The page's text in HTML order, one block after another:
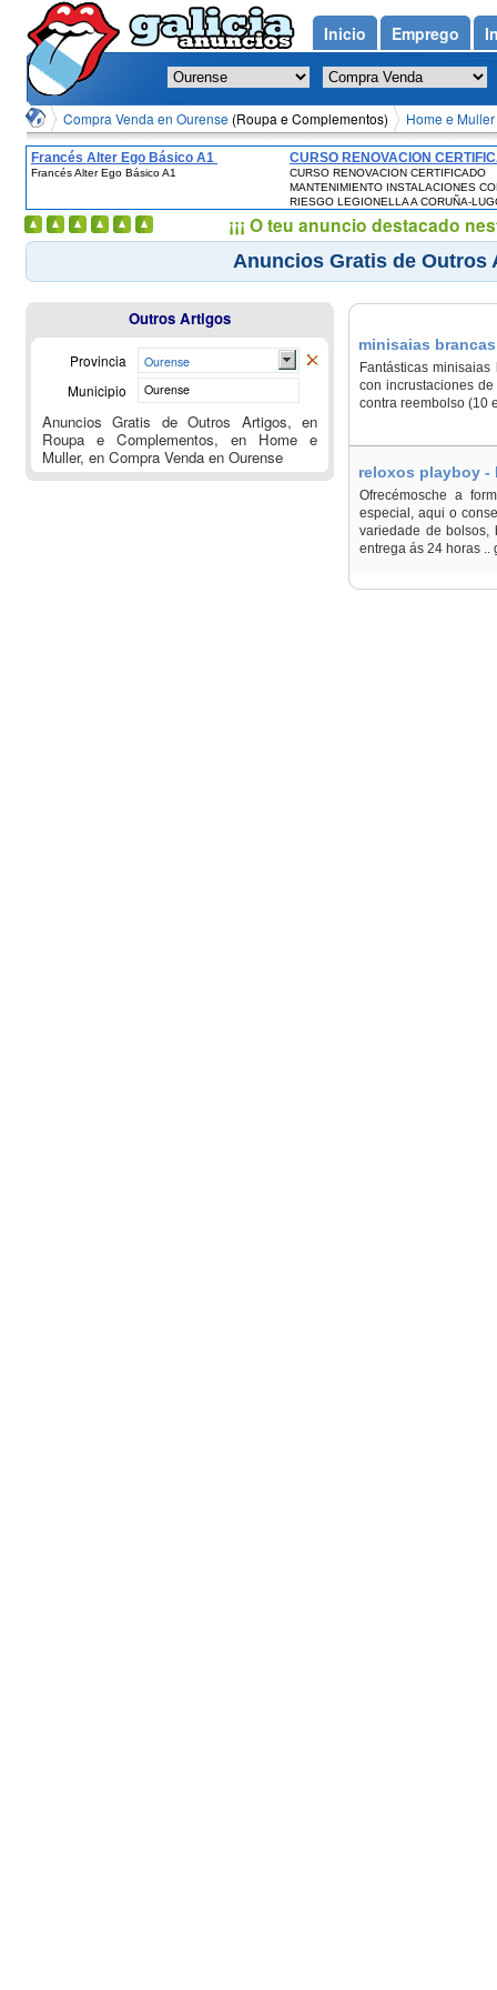
Compra Venda en Ourense (Roupa e Complementos) Home e
Francés Alter Ego Básico A1
Francés Alter Ego Básico A1
CURSO RENOVACION
MANTENIMIENTO
CON RIESGO LEGIONELLA A
CORUÑA-LUGO-OURENSE-
PONTEVEDRA-VIGO-SANTIAGO-
FERROL
CURSO RENOVACION CERTIFICADO
MANTENIMIENTO INSTALACIONES
RIESGO LEGIONELLA A CORUÑA-
FERROL
Anuncios Gratis de Outros
minisaias
Fantásticas
con incrustaciones
contra reembolso (10
reloxos playboy -
Ofrecémosche a
especial, aqui o
variedade de bolsos,
entrega ás 24 horas ..
Outros Artigos
Provincia Ourense
Municipio Ourense
Anuncios Gratis de Outros Artigos, en
Roupa e Complementos, en Home e
Muller, en Compra Venda en Ourense
Inicio Emprego
¡¡¡ O teu anuncio destacado